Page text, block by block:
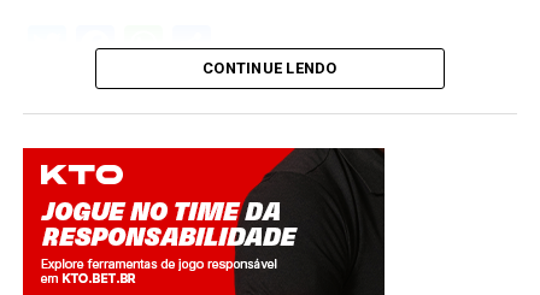
Twitter
Facebook
WhatsApp
Share
CONTINUE LENDO